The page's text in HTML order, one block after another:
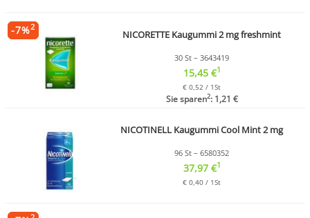
NICORETTE Kaugummi 2 mg freshmint
30 St – 3643419
15,45 €1
€ 0,52 / 1St
Sie sparen2: 1,21 €
-7%2
NICOTINELL Kaugummi Cool Mint 2 mg
96 St – 6580352
37,97 €1
€ 0,40 / 1St